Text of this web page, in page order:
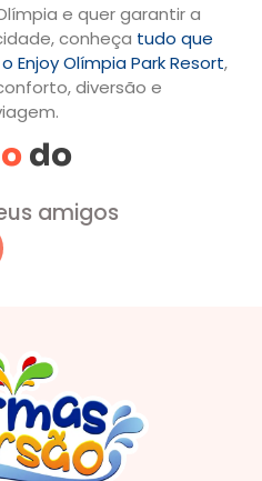
e quer garantir a
conheça tudo que
Enjoy Olímpia Park Resort,
diversão e
do
amigos